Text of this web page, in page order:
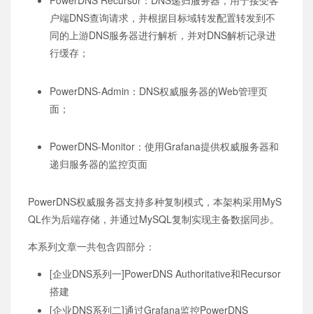
户端DNS查询请求，并根据目标域转发配置转发到不
同的上游DNS服务器进行解析，并对DNS解析记录进
行缓存；
PowerDNS-Admin：DNS权威服务器的Web管理页
面；
PowerDNS-Monitor：使用Grafana提供权威服务器和
递归服务器的监控页面
PowerDNS权威服务器支持多种复制模式，本架构采用MyS
QL作为后端存储，并通过MySQL复制实现主备数据同步。
本系列文章一共包含四部分：
[企业DNS系列一]PowerDNS Authoritative和Recursor
搭建
[企业DNS系列二]通过Grafana监控PowerDNS